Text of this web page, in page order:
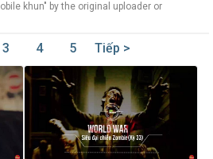
khun" by the original uploader or
3 4 5 Tiếp >